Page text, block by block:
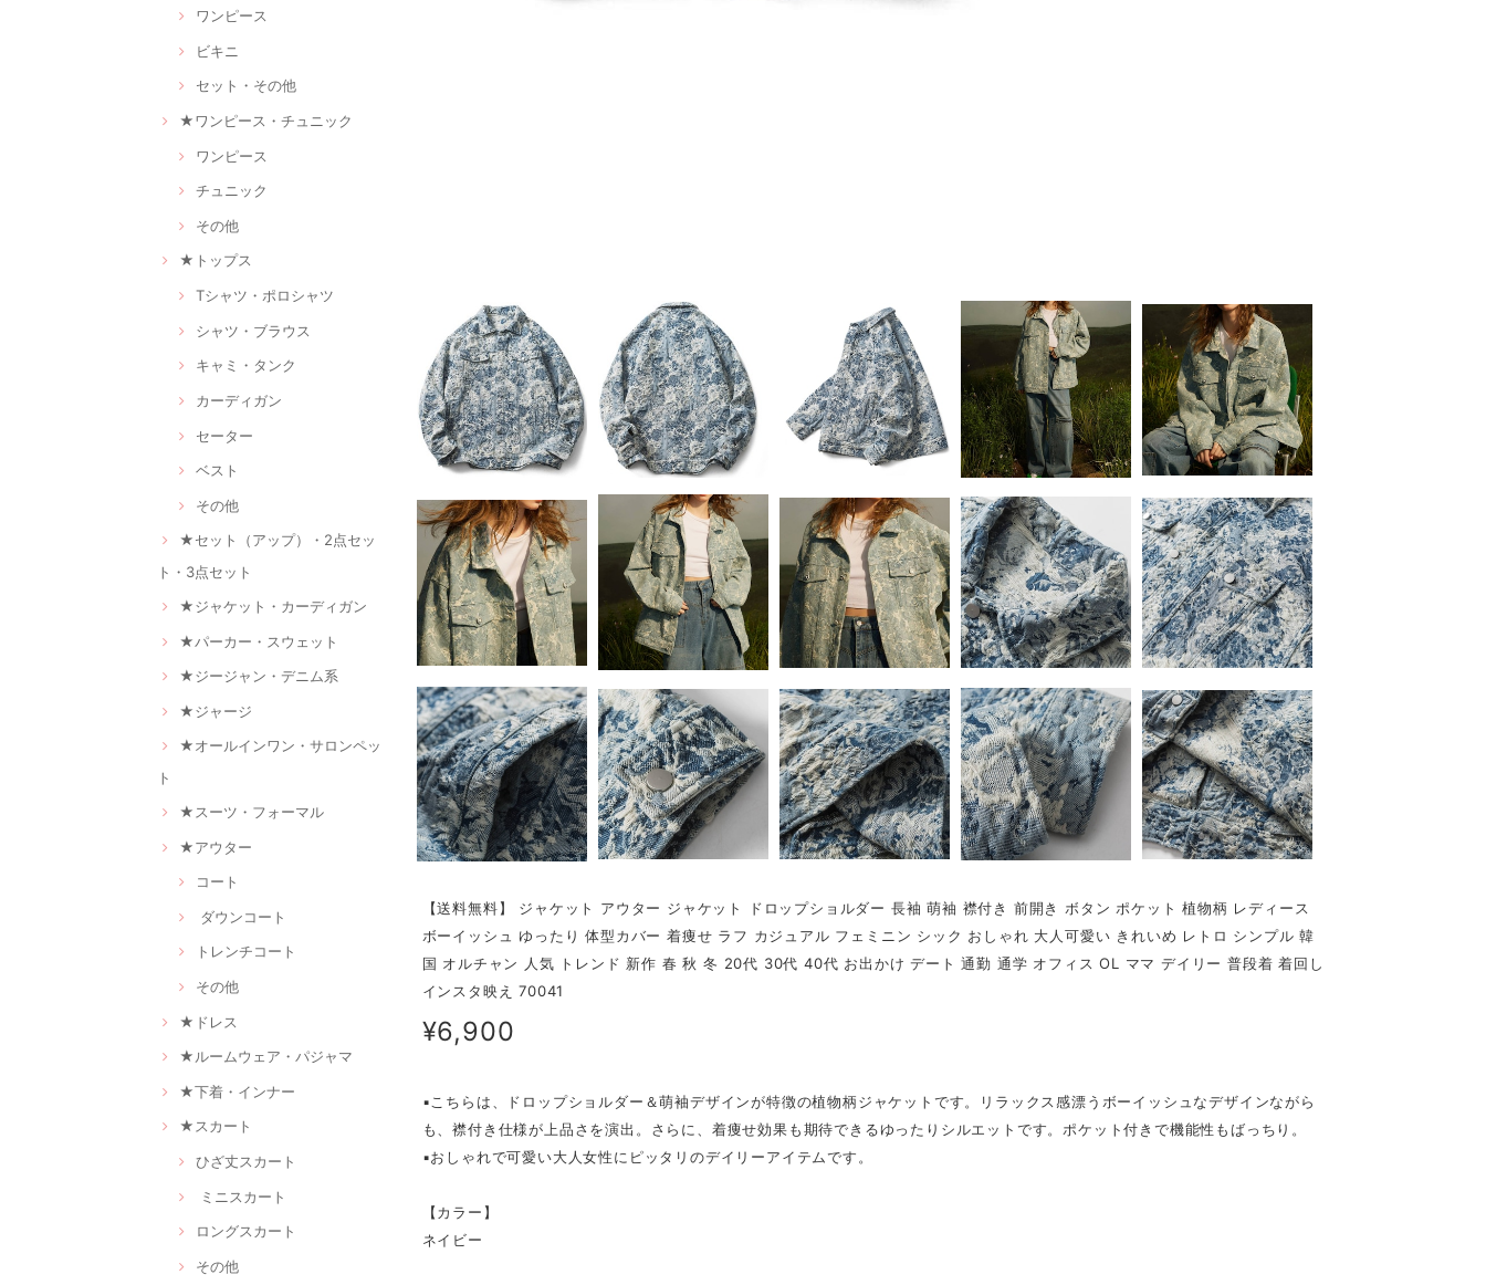
ワンピース
ビキニ
セット・その他
★ワンピース・チュニック
ワンピース
チュニック
その他
★トップス
Tシャツ・ポロシャツ
シャツ・ブラウス
キャミ・タンク
カーディガン
セーター
ベスト
その他
★セット（アップ）・2点セッ
ト・3点セット
★ジャケット・カーディガン
★パーカー・スウェット
★ジージャン・デニム系
★ジャージ
★オールインワン・サロンペッ
ト
★スーツ・フォーマル
★アウター
コート
ダウンコート
トレンチコート
その他
★ドレス
★ルームウェア・パジャマ
★下着・インナー
★スカート
ひざ丈スカート
ミニスカート
ロングスカート
その他
【送料無料】 ジャケット アウター ジャケット ドロップショルダー 長袖 萌袖 襟付き 前開き ボタン ポケット 植物柄 レディース
ボーイッシュ ゆったり 体型カバー 着痩せ ラフ カジュアル フェミニン シック おしゃれ 大人可愛い きれいめ レトロ シンプル 韓
国 オルチャン 人気 トレンド 新作 春 秋 冬 20代 30代 40代 お出かけ デート 通勤 通学 オフィス OL ママ デイリー 普段着 着回し
インスタ映え 70041
¥6,900
▪こちらは、ドロップショルダー＆萌袖デザインが特徴の植物柄ジャケットです。リラックス感漂うボーイッシュなデザインながら
も、襟付き仕様が上品さを演出。さらに、着痩せ効果も期待できるゆったりシルエットです。ポケット付きで機能性もばっちり。
▪おしゃれで可愛い大人女性にピッタリのデイリーアイテムです。
【カラー】
ネイビー